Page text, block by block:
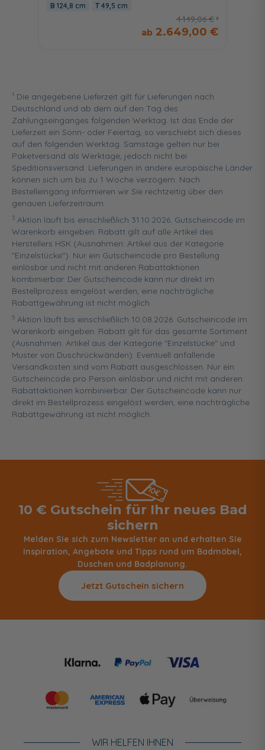
124,8 cm 49,5 cm
4.149,06 €
2.649,00 €
1 Die angegebene Lieferzeit gilt für Lieferungen nach
Deutschland und ab dem auf den Tag des
Zahlungseinganges folgenden Werktag. Ist das Ende der
Lieferzeit ein Sonn- oder Feiertag, so verschiebt sich dieses
auf den folgenden Werktag. Samstage gelten nur bei
Paketversand als Werktage, jedoch nicht bei
Speditionsversand. Lieferungen in andere europäische Länder
können sich um bis zu 1 Woche verzögern. Nach
Bestelleingang informieren wir Sie rechtzeitig über den
genauen Lieferzeitraum.
3 Aktion läuft bis einschließlich 31.10.2026. Gutscheincode im
Warenkorb eingeben. Rabatt gilt auf alle Artikel des
Herstellers HSK (Ausnahmen: Artikel aus der Kategorie
"Einzelstücke"). Nur ein Gutscheincode pro Bestellung
einlösbar und nicht mit anderen Rabattaktionen
kombinierbar. Der Gutscheincode kann nur direkt im
Bestellprozess eingelöst werden, eine nachträgliche
Rabattgewährung ist nicht möglich.
5 Aktion läuft bis einschließlich 10.08.2026. Gutscheincode im
Warenkorb eingeben. Rabatt gilt für das gesamte Sortiment
(Ausnahmen: Artikel aus der Kategorie "Einzelstücke" und
Muster von Duschrückwänden). Eventuell anfallende
Versandkosten sind vom Rabatt ausgeschlossen. Nur ein
Gutscheincode pro Person einlösbar und nicht mit anderen
Rabattaktionen kombinierbar. Der Gutscheincode kann nur
direkt im Bestellprozess eingelöst werden, eine nachträgliche
Rabattgewährung ist nicht möglich.
10 € Gutschein für Ihr neues Bad
sichern
Melden Sie sich zum Newsletter an und erhalten Sie
Inspiration, Angebote und Tipps rund um Badmöbel,
Duschen und Badplanung.
Jetzt Gutschein sichern
WIR HELFEN IHNEN